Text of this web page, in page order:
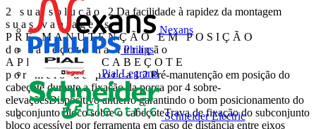
Nexans
Philips
Pial Legrand
Schneider Electric
2 s u a s o l u ç ã o 2 Da facilidade à rapidez da montagem
s u a s v a n t a g e n s
P R É - M A N U T E N Ç Ã O E M P O S I Ç Ã O
d o c a b e ç o t e n a f u r a ç ã o
A P E R T O D O C A B E Ç O T E
p o r m e i o d e p o r c a 1 2 Pré-manutenção em posição do
cabeçote durante a fixação da porca por 4 sobre-
elevaçõesDispositivo antierro garantindo o bom posicionamento do
subconjunto bloco sobre o cabeçoteTrava de fixação do subconjunto
bloco acessível por ferramenta em caso de distância entre eixos